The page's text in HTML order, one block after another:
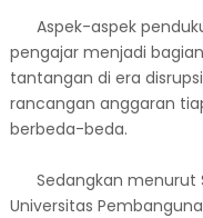
Aspek-aspek
pengajar menjadi
tantangan di era
rancangan anggaran
berbeda-beda.
Sedangkan menurut
Universitas